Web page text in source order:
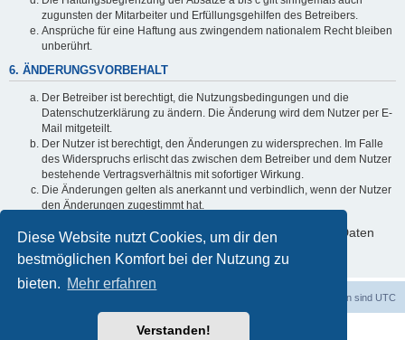
Diese Website nutzt Cookies, um dir den
bestmöglichen Komfort bei der Nutzung zu
bieten. Mehr erfahren
Verstanden!
zugunsten der Mitarbeiter und Erfüllungsgehilfen des Betreibers.
Ansprüche für eine Haftung aus zwingendem nationalem Recht bleiben
unberührt.
6. ÄNDERUNGSVORBEHALT
Der Betreiber ist berechtigt, die Nutzungsbedingungen und die
Datenschutzerklärung zu ändern. Die Änderung wird dem Nutzer per E-
Mail mitgeteilt.
Der Nutzer ist berechtigt, den Änderungen zu widersprechen. Im Falle
des Widerspruchs erlischt das zwischen dem Betreiber und dem Nutzer
bestehende Vertragsverhältnis mit sofortiger Wirkung.
Die Änderungen gelten als anerkannt und verbindlich, wenn der Nutzer
den Änderungen zugestimmt hat.
Informationen über den Umgang mit deinen persönlichen Daten
sind in der Datenschutzerklärung enthalten.
Alle Zeiten sind UTC
Powered byphpBB® Forum Software © phpBB Limited